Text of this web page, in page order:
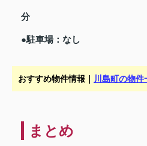
分
●駐車場：なし
おすすめ物件情報｜ 川島町の物件
まとめ